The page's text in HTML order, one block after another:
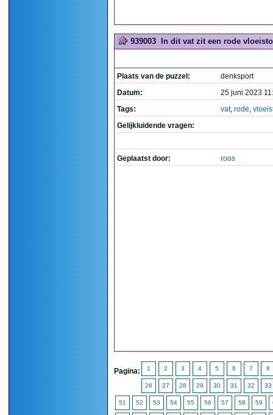
939003 In dit vat zit een rode
Plaats van de puzzel:
denksport
Datum:
25 juni 2023
Tags:
vat, rode,
Gelijkluidende vragen:
Geplaatst door: roos
Pagina: 1 2 3 4 5 6 7 8
26 27 28 29 30 31 32 33
51 52 53 54 55 56 57 58 59